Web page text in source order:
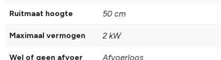
Ruitmaat hoogte 50 cm
Maximaal vermogen 2 kW
Wel of geen afvoer Afvoerloos